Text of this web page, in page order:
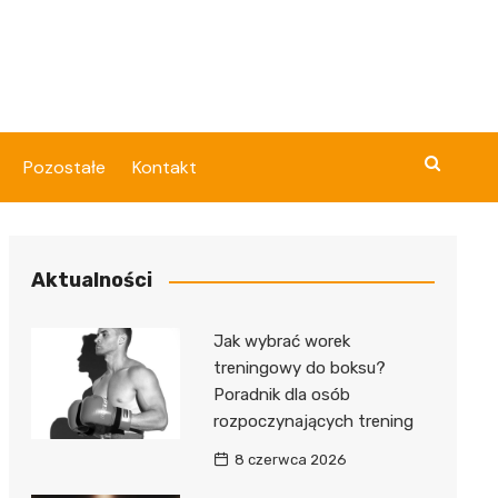
Pozostałe Kontakt
Aktualności
Jak wybrać worek
treningowy do boksu?
Poradnik dla osób
rozpoczynających trening
8 czerwca 2026